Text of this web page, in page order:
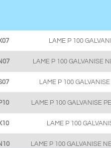
LAME P 100
LAME P 100 GALVANISE
LAME P 100
LAME P 100 GALVANISE
LAME P 100
LAME P 100 GALVANISE